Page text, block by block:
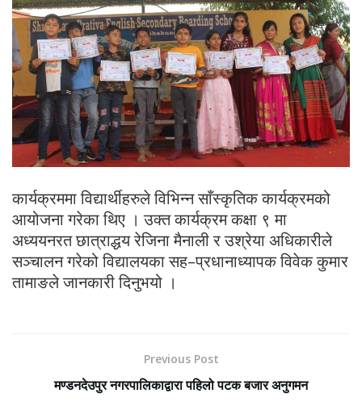
कार्यक्रममा विद्यार्थीहरुले विभिन्न साँस्कृतिक कार्यक्रमको
आयोजना गरेका थिए । उक्त कार्यक्रम कक्षा ९ मा
अध्ययनरत छात्राद्धय रेजिना मैनाली र उश्रेया अधिकारीले
सञ्चालन गरेको विद्यालयका सह–प्रधानाध्यापक विवेक कुमार
तामाङले जानकारी दिनुभयो ।
Previous Post
मण्डनदेउपुर नगरपालिकाद्वारा पहिलो पटक बजार अनुगमन